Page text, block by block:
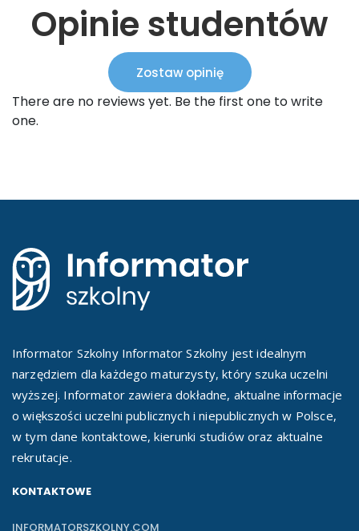
Opinie studentów
Zostaw opinię
There are no reviews yet. Be the first one to write
one.
Informator Szkolny Informator Szkolny jest idealnym
narzędziem dla każdego maturzysty, który szuka uczelni
wyższej. Informator zawiera dokładne, aktualne informacje
o większości uczelni publicznych i niepublicznych w Polsce,
w tym dane kontaktowe, kierunki studiów oraz aktualne
rekrutacje.
KONTAKTOWE
INFORMATORSZKOLNY.COM